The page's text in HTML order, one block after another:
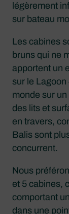
légèrement
sur bateau
Les cabines
bruns qui ne
apportent un
sur le Lagoon
monde sur
des lits et
en travers,
Balis sont
concurrent.
Nous
et 5 cabines,
comportant
dans une